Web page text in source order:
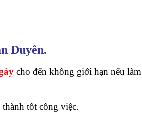
Duyên.
cho đến không giới hạn nếu
tốt công việc.